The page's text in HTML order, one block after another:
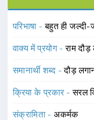
परिभाषा -बहुत ही जल्दी-
वाक्य में प्रयोग -राम दौड़
समानार्थी शब्द -दौड़
क्रिया के प्रकार -सरल
संक्रामिता -अकर्मक